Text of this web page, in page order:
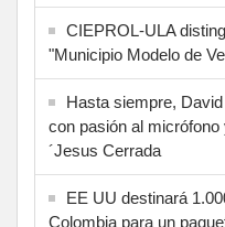
CIEPROL-ULA
"Municipio Modelo de
Hasta siempre,
con pasión al
´Jesus Cerrada
EE UU destinará
Colombia para un